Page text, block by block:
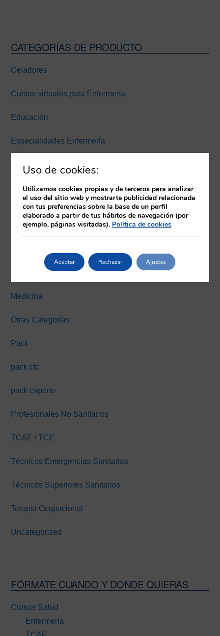
Barra
lateral
CATEGORÍAS DE PRODUCTO
Celadores
Cursos virtuales para Enfermería
Educación
Especialidades Enfermería
Experiencia inmersiva
Expertos Enfermería Universidad Europea Miguel de
Cervantes
Farmacia
Máster y Expertos Online
Medicina
Otras Categorías
Pack
pack cfc
pack experto
Profesionales No Sanitarios
TCAE / TCE
Técnicos Emergencias Sanitarias
Técnicos Superiores Sanitarios
Terapia Ocupacional
Uncategorized
FÓRMATE CUANDO Y DONDE QUIERAS
Cursos Salud
Enfermería
Uso de cookies:
Utilizamos cookies propias y de terceros para analizar
el uso del sitio web y mostrarte publicidad relacionada
con tus preferencias sobre la base de un perfil
elaborado a partir de tus hábitos de navegación (por
ejemplo, páginas visitadas). Política de cookies
Aceptar Rechazar Ajustes